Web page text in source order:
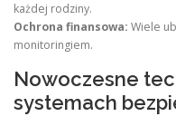
każdej rodziny.
Ochrona finansowa: Wiele
monitoringiem.
Nowoczesne
systemach